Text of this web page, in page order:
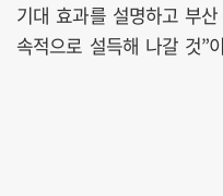
기대 효과를 설명하고 부
속적으로 설득해 나갈 것”